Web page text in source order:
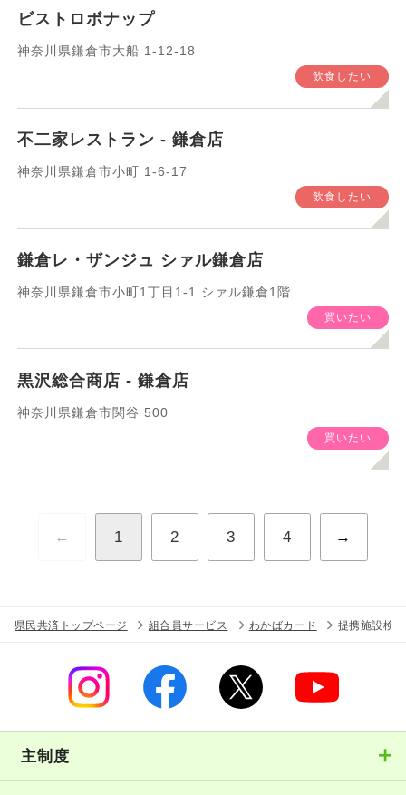
ビストロボナップ
神奈川県鎌倉市大船 1-12-18
飲食したい
不二家レストラン - 鎌倉店
神奈川県鎌倉市小町 1-6-17
飲食したい
鎌倉レ・ザンジュ シァル鎌倉店
神奈川県鎌倉市小町1丁目1-1 シァル鎌倉1階
買いたい
黒沢総合商店 - 鎌倉店
神奈川県鎌倉市関谷 500
買いたい
← 1 2 3 4 →
県民共済トップページ 組合員サービス わかばカード 提携施設検
主制度